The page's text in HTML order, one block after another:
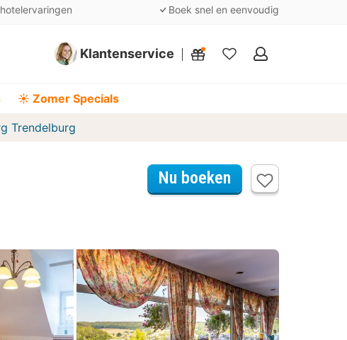
Boek snel en eenvoudig
Klantenservice
Mijn
☀️ Zomer Specials
Trendelburg
Nu boeken